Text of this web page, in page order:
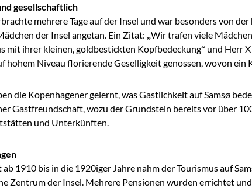
gesellschaftlich
mehrere Tage auf der Insel und war besonders von
der Insel angetan. Ein Zitat: „Wir trafen viele
mit ihrer kleinen, goldbestickten Kopfbedeckung“ und Herr
hohem Niveau florierende Geselligkeit genossen, wovon ein
die Kopenhagener gelernt, was Gastlichkeit auf Samsø
Gastfreundschaft, wozu der Grundstein bereits vor über
und Unterkünften.
ab 1910 bis in die 1920iger Jahre nahm der Tourismus auf
Zentrum der Insel. Mehrere Pensionen wurden errichtet